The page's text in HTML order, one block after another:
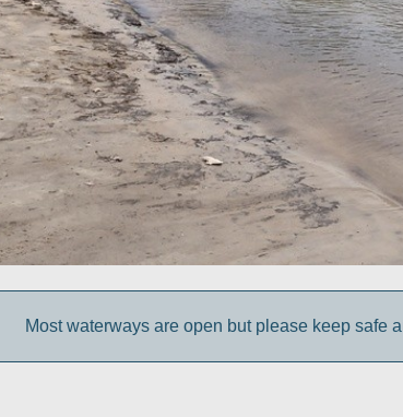
Most waterways are open but please keep safe